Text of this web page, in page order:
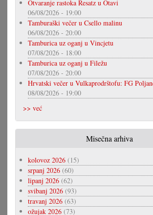
Otvaranje rastoka Resatz u Otavi
06/08/2026 - 19:00
Tamburaški večer u Csello malinu
06/08/2026 - 20:00
Tamburica uz oganj u Vincjetu
07/08/2026 - 18:00
Tamburica uz oganj u Filežu
07/08/2026 - 20:00
Hrvatski večer u Vulkaprodrštofu: FG
08/08/2026 - 19:00
>> već
Misečna arhiva
kolovoz 2026 (15)
srpanj 2026 (60)
lipanj 2026 (62)
svibanj 2026 (93)
travanj 2026 (63)
ožujak 2026 (73)